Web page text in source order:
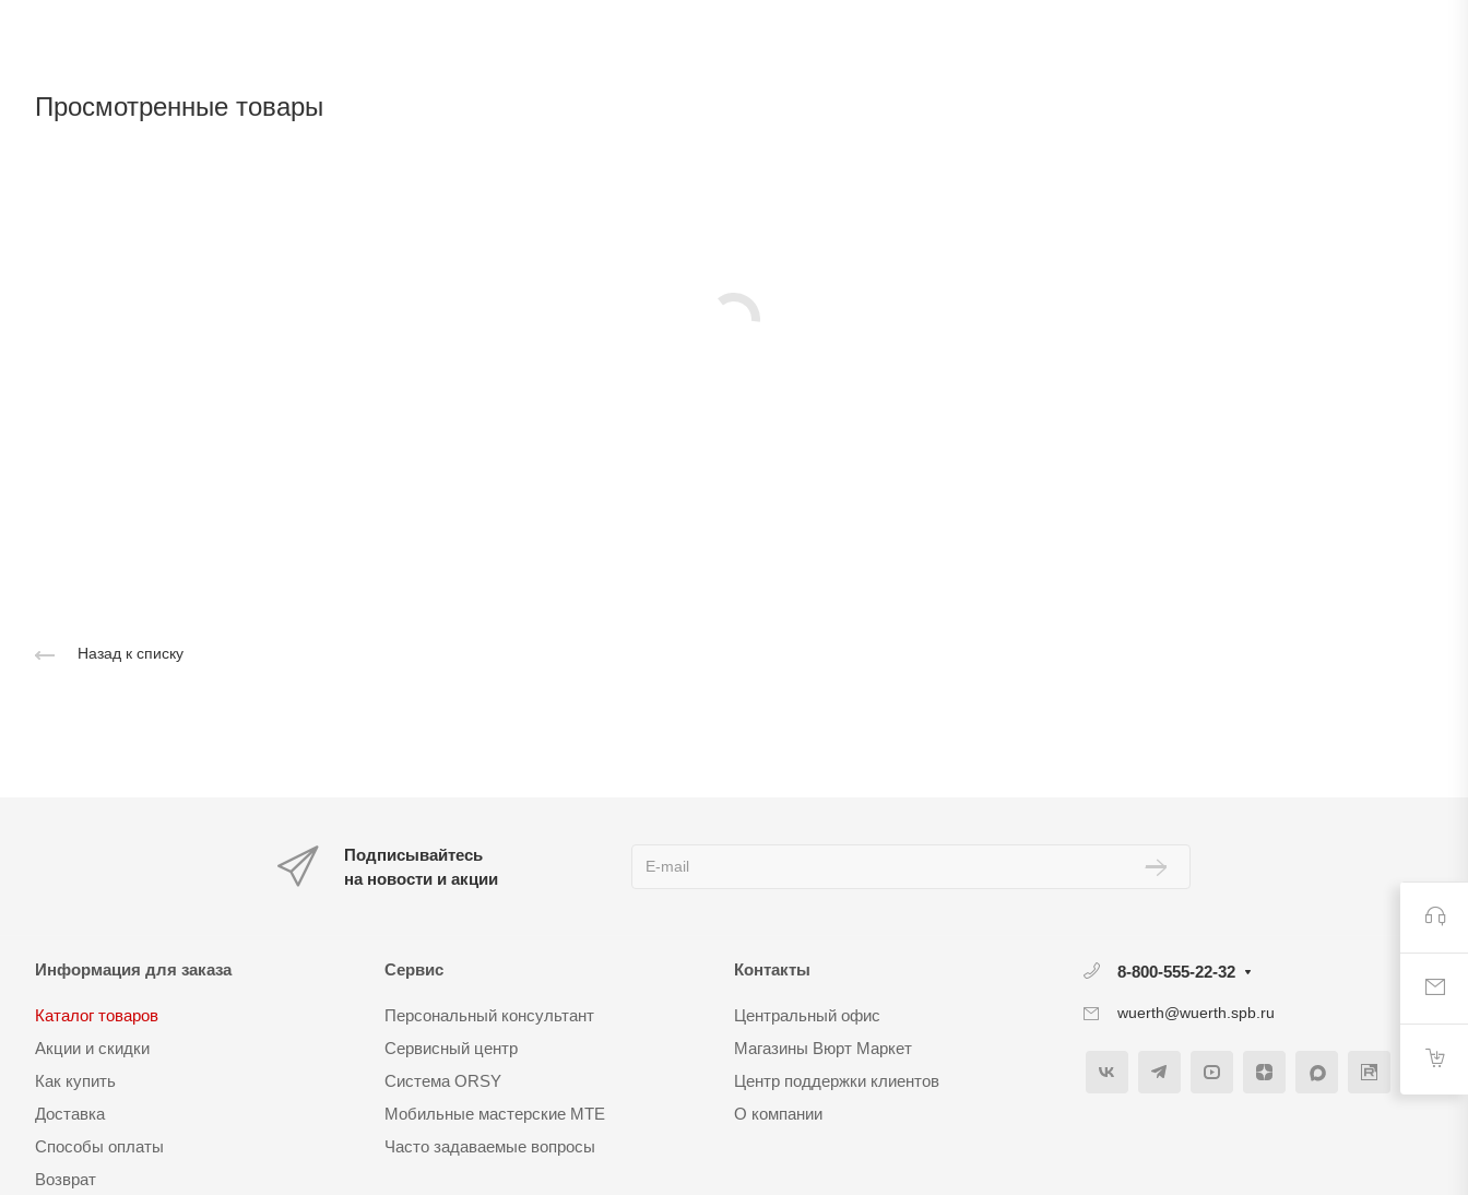
Просмотренные товары
Назад к списку
Подписывайтесь
на новости и акции
Информация для заказа
Каталог товаров
Акции и скидки
Как купить
Доставка
Способы оплаты
Возврат
Сервис
Персональный консультант
Сервисный центр
Система ORSY
Мобильные мастерские MTE
Часто задаваемые вопросы
Контакты
Центральный офис
Магазины Вюрт Маркет
Центр поддержки клиентов
О компании
8-800-555-22-32
wuerth@wuerth.spb.ru